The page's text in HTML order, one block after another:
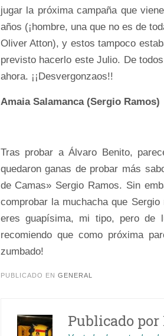
jugar la próxima campaña que
años (¡hombre, una que no es de
Oliver Atton), y estos tampoco
previsto hacerlo este Julio. De
ahora. ¡¡Desvergonzaos!!
Amaia Salamanca (Sergio Ramos)
Tras probar a Álvaro Benito,
quedaron ganas de probar más
de Camas» Sergio Ramos. Sin
comprobar la muchacha que
eres guapísima, mi tipo, pero de
recomiendo que como próxima
zumbado!
PUBLICADO EN GENERAL
Publicado por